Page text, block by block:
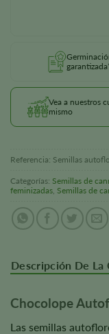
Vea a nuestros
mismo
Referencia: Semillas
Categorías: Semillas de
feminizadas, Semillas de
Descripción De La
Chocolope
Las semillas